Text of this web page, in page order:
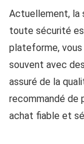
Actuellement, la
toute sécurité
plateforme, vous
souvent avec
assuré de la
recommandé de
achat fiable et